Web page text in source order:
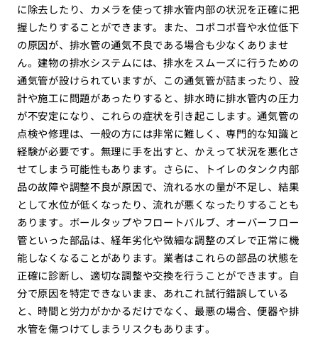
に除去したり、カメラを使って排水管内部の状況を正確に把
握したりすることができます。また、コポコポ音や水位低下
の原因が、排水管の通気不良である場合も少なくありませ
ん。建物の排水システムには、排水をスムーズに行うための
通気管が設けられていますが、この通気管が詰まったり、設
計や施工に問題があったりすると、排水時に排水管内の圧力
が不安定になり、これらの症状を引き起こします。通気管の
点検や修理は、一般の方には非常に難しく、専門的な知識と
経験が必要です。無理に手を出すと、かえって状況を悪化さ
せてしまう可能性もあります。さらに、トイレのタンク内部
品の故障や調整不良が原因で、流れる水の量が不足し、結果
として水位が低くなったり、流れが悪くなったりすることも
あります。ボールタップやフロートバルブ、オーバーフロー
管といった部品は、経年劣化や微細な調整のズレで正常に機
能しなくなることがあります。業者はこれらの部品の状態を
正確に診断し、適切な調整や交換を行うことができます。自
分で原因を特定できないまま、あれこれ試行錯誤している
と、時間と労力がかかるだけでなく、最悪の場合、便器や排
水管を傷つけてしまうリスクもあります。